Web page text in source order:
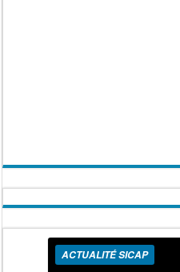
ACTUALITÉ SICAP